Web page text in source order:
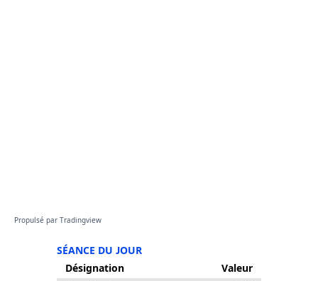
Propulsé par Tradingview
SÉANCE DU JOUR
Désignation
Valeur